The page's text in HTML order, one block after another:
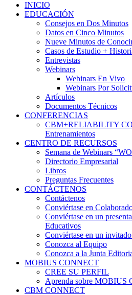
INICIO
EDUCACIÓN
Consejos en Dos Minutos
Datos en Cinco Minutos
Nueve Minutos de
Casos de Estudio +
Entrevistas
Webinars
Webinars En Vivo
Webinars Por
Artículos
Documentos Técnicos
CONFERENCIAS
CBM+RELIABILITY
Entrenamientos
CENTRO DE RECURSOS
Semana de Webinars
Directorio Empresarial
Libros
Preguntas Frecuentes
CONTÁCTENOS
Contáctenos
Conviértase en
Conviértase en un
Educativos
Conviértase en un
Conozca al Equipo
Conozca a la Junta
MOBIUS CONNECT
CREE SU PERFIL
Aprenda sobre MOBIUS
CBM CONNECT